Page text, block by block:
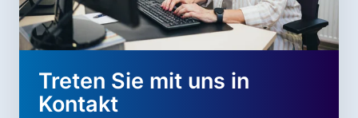
Treten Sie mit uns in
Kontakt